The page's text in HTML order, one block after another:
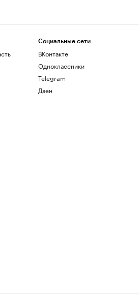
Социальные сети
ВКонтакте
Одноклассники
Telegram
Дзен